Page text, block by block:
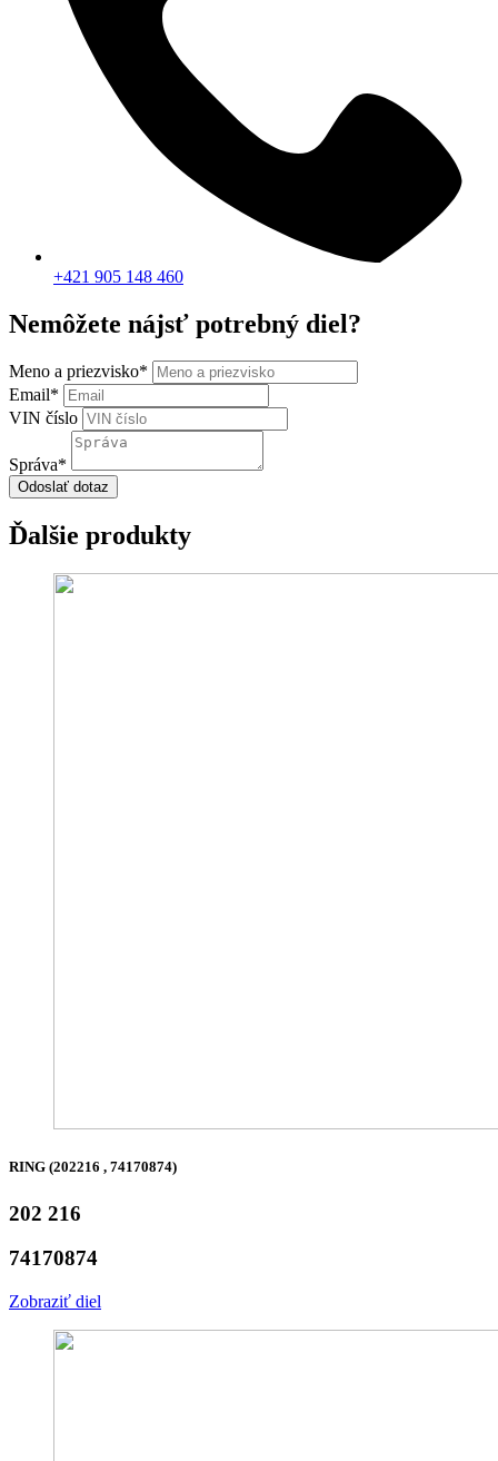
+421 905 148 460
Nemôžete nájsť potrebný diel?
Meno a priezvisko*
Email*
VIN číslo
Správa*
Odoslať dotaz
Ďalšie produkty
RING (202216 , 74170874)
202 216
74170874
Zobraziť diel